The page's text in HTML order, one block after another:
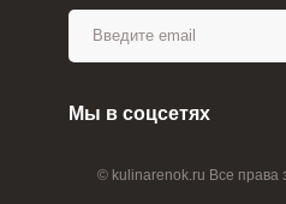
© kulinarenok.ru Все
Мы в соцсетях
ВХОД НА САЙТ